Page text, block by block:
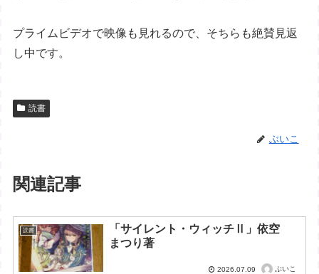
プライムビデオで映像も見れるので、そちらも絶賛見返
し中です。
読書
ぶいこ
関連記事
読書
「サイレント・ウィッチⅡ」依空
まつり著
2026.07.09 ぶいこ